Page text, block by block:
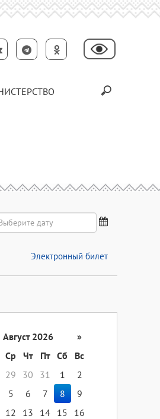
Электронный билет
Август 2026
»
Ср Чт Пт Сб
Вс
29 30 31 1
2
5 6 7 8
9
12 13 14 15
16